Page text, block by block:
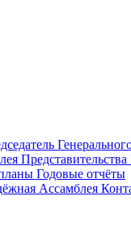
Представительства
Годовые отчёты
Ассамблея